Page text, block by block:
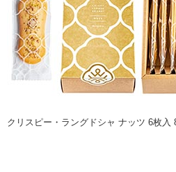
クリスピー・ラングドシャ ナッツ 6枚入